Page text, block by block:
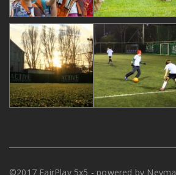
©2017 FairPlay 5x5 - powered by Nevma